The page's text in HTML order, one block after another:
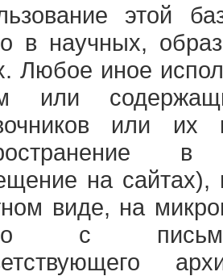
этой
в научных,
Любое иное
или
или их
на
виде, на
с